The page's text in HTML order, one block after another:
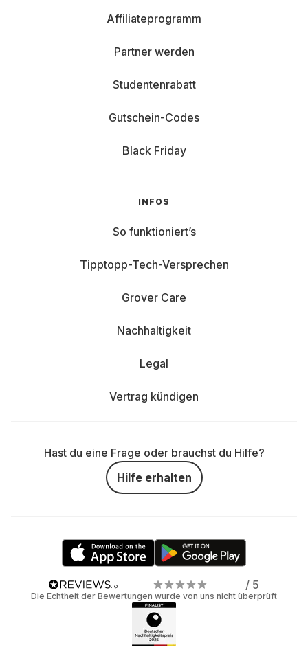
Affiliateprogramm
Partner werden
Studentenrabatt
Gutschein-Codes
Black Friday
INFOS
So funktioniert’s
Tipptopp-Tech-Versprechen
Grover Care
Nachhaltigkeit
Legal
Vertrag kündigen
Hast du eine Frage oder brauchst du Hilfe?
Hilfe erhalten
/ 5
Die Echtheit der Bewertungen wurde von uns nicht überprüft